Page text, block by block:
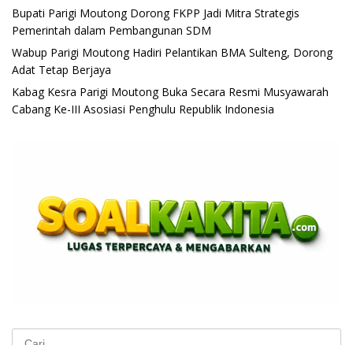
Bupati Parigi Moutong Dorong FKPP Jadi Mitra Strategis
Pemerintah dalam Pembangunan SDM
Wabup Parigi Moutong Hadiri Pelantikan BMA Sulteng, Dorong
Adat Tetap Berjaya
Kabag Kesra Parigi Moutong Buka Secara Resmi Musyawarah
Cabang Ke-III Asosiasi Penghulu Republik Indonesia
Cari